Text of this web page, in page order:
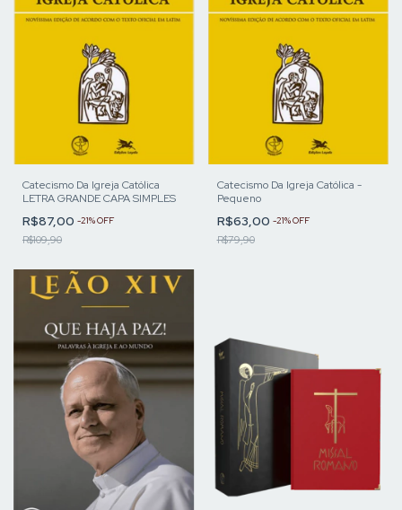
Catecismo Da Igreja Católica
LETRA GRANDE CAPA SIMPLES
R$87,00 -21%OFF
R$109,90
Catecismo Da Igreja Católica -
Pequeno
R$63,00 -21%OFF
R$79,90